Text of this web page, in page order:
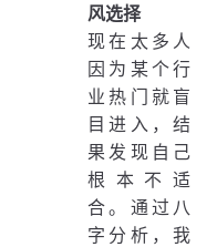
风选择
现在太多人
因为某个行
业热门就盲
目进入，结
果发现自己
根本不适
合。通过八
字分析，我